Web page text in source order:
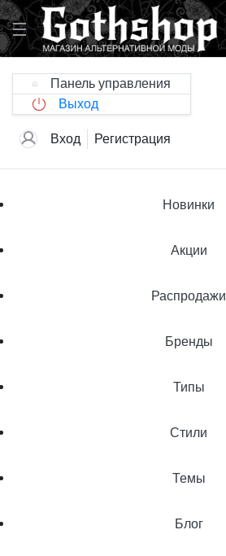
Панель управления
Выход
Вход Регистрация
Новинки
Акции
Распродажи
Бренды
Типы
Стили
Темы
Блог